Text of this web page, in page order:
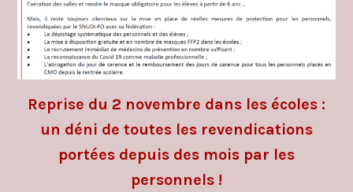
Reprise du 2 novembre dans les écoles :
un déni de toutes les revendications
portées depuis des mois par les
personnels !